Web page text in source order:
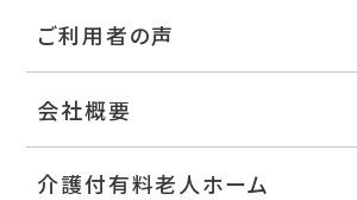
ご利用者の声
会社概要
介護付有料老人ホーム